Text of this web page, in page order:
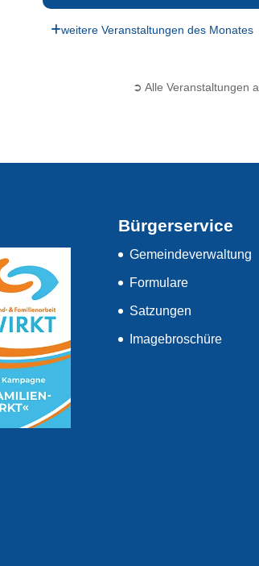
weitere Veranstaltungen des Monates
➲ Alle Veranstaltungen
Bürgerservice
Gemeindeverwaltung
Formulare
Satzungen
Imagebroschüre